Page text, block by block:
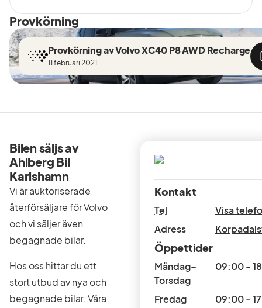
Provkörning
Provkörning av Volvo XC40 P8 AWD Recharge
11 februari 2021
Bilen säljs av
Ahlberg Bil
Karlshamn
Vi är auktoriserade
återförsäljare för Volvo
och vi säljer även
begagnade bilar.
Hos oss hittar du ett
stort utbud av nya och
begagnade bilar. Våra
Kontakt
Tel
Visa
Adress
Öppettider
Måndag–
Torsdag
09:00 -
Fredag
09:00 -